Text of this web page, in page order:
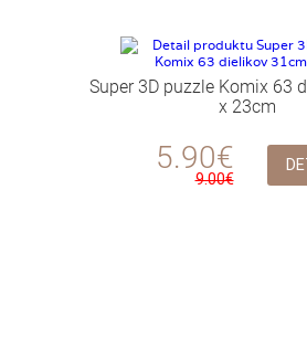
Super 3D puzzle Komix 63
x 23cm
5.90€
9.00€